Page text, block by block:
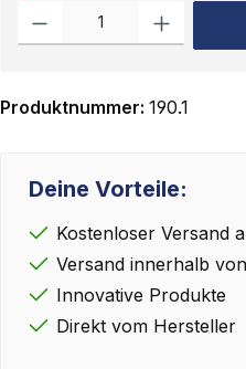
Produkt Anzahl: Gib den
Produktnummer: 190.1
Deine Vorteile:
Kostenloser Versand
Versand innerhalb
Innovative Produkte
Direkt vom Hersteller